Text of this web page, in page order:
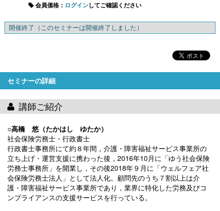
会員価格： ログインしてご確認ください
開催終了 （このセミナーは開催終了しました）
セミナーの詳細
講師ご紹介
○高橋 悠（たかはし ゆたか）
社会保険労務士・行政書士
行政書士事務所にて約８年間，介護・障害福祉サービス事業所の
立ち上げ・運営支援に携わった後，2016年10月に「ゆう社会保険
労務士事務所」を開業し，その後2018年９月に「ウェルフェア社
会保険労務士法人」として法人化。顧問先のうち７割以上は介
護・障害福祉サービス事業所であり，業界に特化した労務及びコ
ンプライアンスの支援サービスを行っている。